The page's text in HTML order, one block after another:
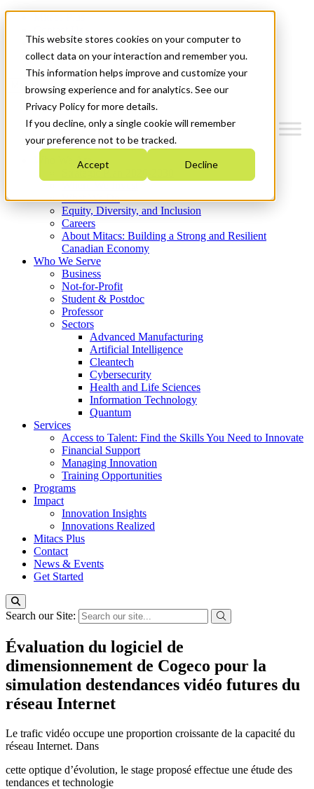
This website stores cookies on your computer to
collect data on your interaction and remember you.
This information helps improve and customize your
browsing experience and for analytics. See our
Privacy Policy for more details.
If you decline, only a single cookie will remember
your preference not to be tracked.
Accept Decline
News & Events
Get Started
Menu
Who We Are
Strategic Plan 2026-2030
What We Do
Equity, Diversity, and Inclusion
Careers
About Mitacs: Building a Strong and Resilient
Canadian Economy
Who We Serve
Business
Not-for-Profit
Student & Postdoc
Professor
Sectors
Advanced Manufacturing
Artificial Intelligence
Cleantech
Cybersecurity
Health and Life Sciences
Information Technology
Quantum
Services
Access to Talent: Find the Skills You Need to Innovate
Financial Support
Managing Innovation
Training Opportunities
Programs
Impact
Innovation Insights
Innovations Realized
Mitacs Plus
Contact
News & Events
Get Started
Search our Site:
Évaluation du logiciel de
dimensionnement de Cogeco pour la
simulation destendances vidéo futures du
réseau Internet
Le trafic vidéo occupe une proportion croissante de la capacité du
réseau Internet. Dans
cette optique d’évolution, le stage proposé effectue une étude des
tendances et technologie